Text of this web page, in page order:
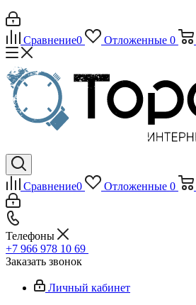
Сравнение0 Отложенные 0
Сравнение0 Отложенные 0
Телефоны
+7 966 978 10 69
Заказать звонок
Личный кабинет